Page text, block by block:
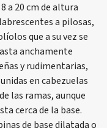
a 20 cm de altura
a pilosas,
que a su vez se
anchamente
y rudimentarias,
en cabezuelas
las ramas, aunque
cerca de la base.
de base dilatada o